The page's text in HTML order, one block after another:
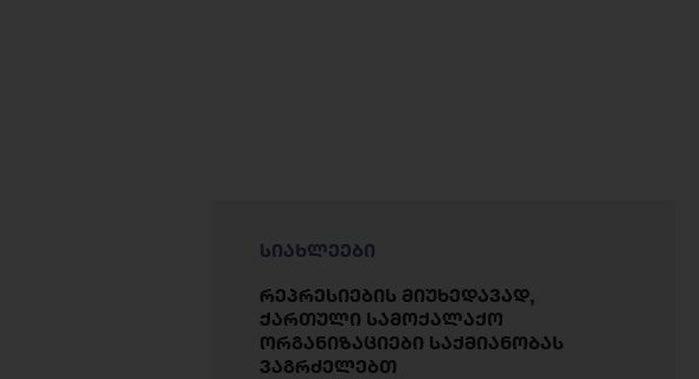
სიახლეები
რეპრესიების მიუხედავად,
ქართული სამოქალაქო
ორგანიზაციები საქმიანობას
ვაგრძელებთ